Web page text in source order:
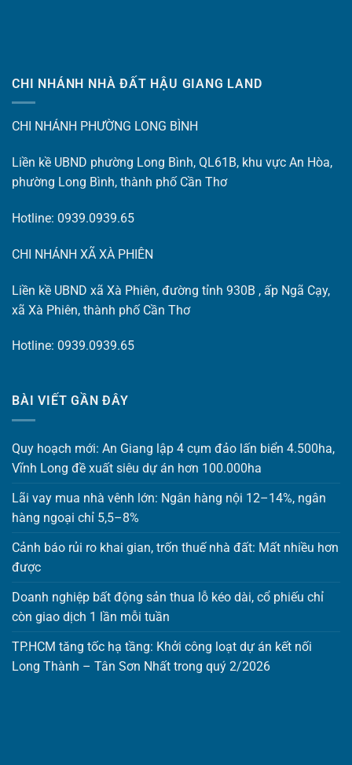
CHI NHÁNH NHÀ ĐẤT HẬU GIANG LAND
CHI NHÁNH PHƯỜNG LONG BÌNH
Liền kề UBND phường Long Bình, QL61B, khu vực An Hòa,
phường Long Bình, thành phố Cần Thơ
Hotline: 0939.0939.65
CHI NHÁNH XÃ XÀ PHIÊN
Liền kề UBND xã Xà Phiên, đường tỉnh 930B , ấp Ngã Cạy,
xã Xà Phiên, thành phố Cần Thơ
Hotline: 0939.0939.65
BÀI VIẾT GẦN ĐÂY
Quy hoạch mới: An Giang lập 4 cụm đảo lấn biển 4.500ha,
Vĩnh Long đề xuất siêu dự án hơn 100.000ha
Lãi vay mua nhà vênh lớn: Ngân hàng nội 12–14%, ngân
hàng ngoại chỉ 5,5–8%
Cảnh báo rủi ro khai gian, trốn thuế nhà đất: Mất nhiều hơn
được
Doanh nghiệp bất động sản thua lỗ kéo dài, cổ phiếu chỉ
còn giao dịch 1 lần mỗi tuần
TP.HCM tăng tốc hạ tầng: Khởi công loạt dự án kết nối
Long Thành – Tân Sơn Nhất trong quý 2/2026